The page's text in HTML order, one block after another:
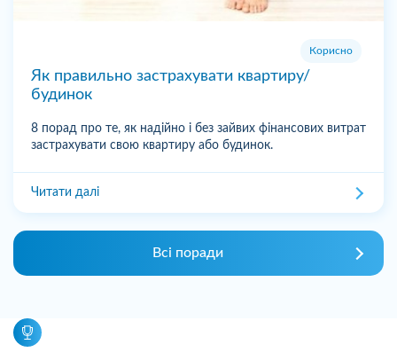
Корисно
Як правильно застрахувати квартиру/
будинок
8 порад про те, як надійно і без зайвих фінансових витрат
застрахувати свою квартиру або будинок.
Читати далі
Всі поради